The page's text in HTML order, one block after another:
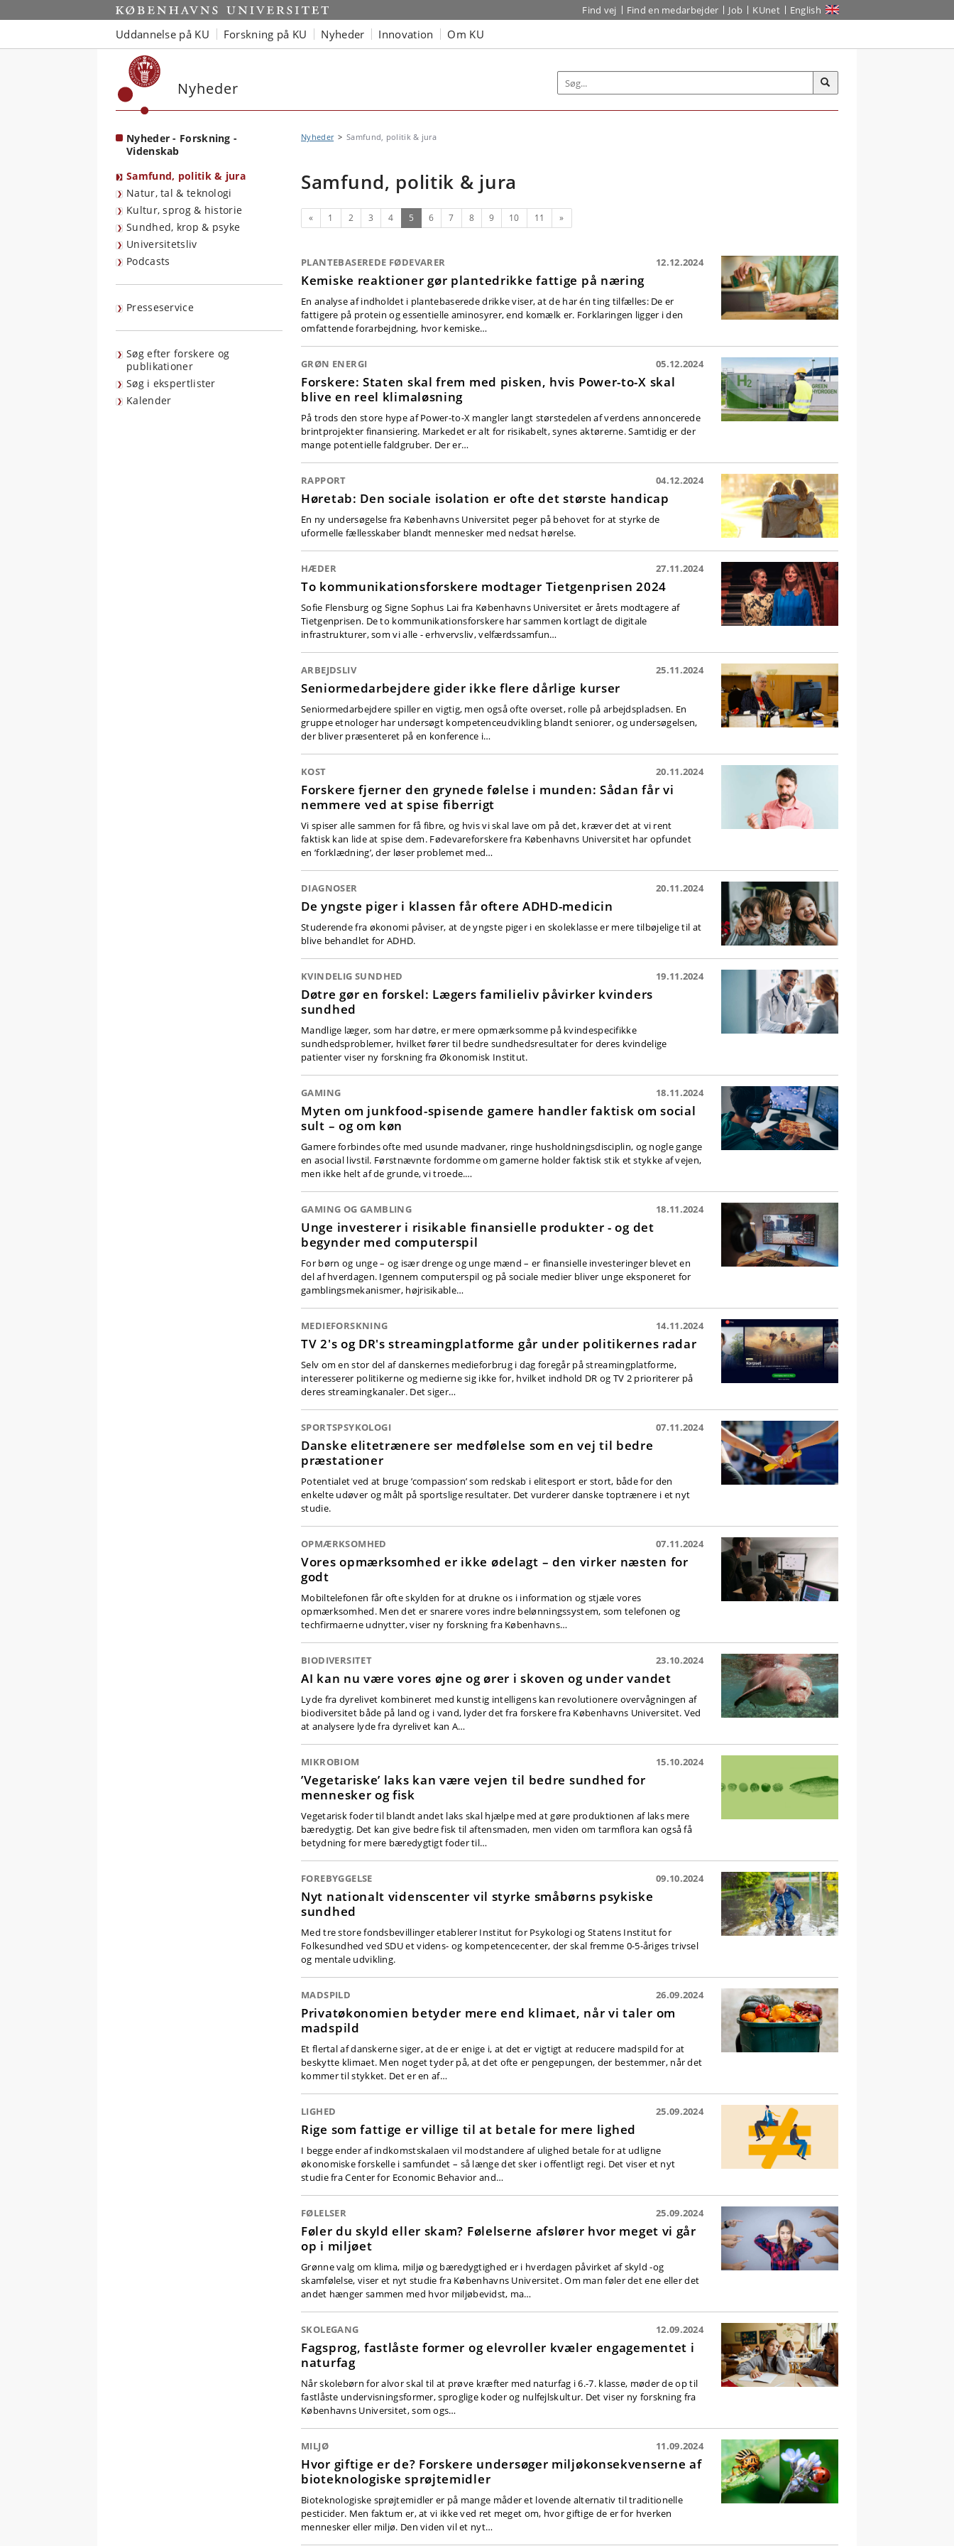
Start Find vej Find en medarbejder Job KUnet English
Uddannelse på KU Forskning på KU Nyheder Innovation Om KU
Nyheder
Nyheder - Forskning -
Videnskab
Samfund, politik & jura
Natur, tal & teknologi
Kultur, sprog & historie
Sundhed, krop & psyke
Universitetsliv
Podcasts
Presseservice
Søg efter forskere og
publikationer
Søg i ekspertlister
Kalender
Nyheder Samfund, politik & jura
Samfund, politik & jura
Forrige
« 1 2 3 4 5(nuværende)
6 7 8 9 10 11 Næste
»
PLANTEBASEREDE FØDEVARER 12.12.2024
Kemiske reaktioner gør plantedrikke fattige på næring
En analyse af indholdet i plantebaserede drikke viser, at de har én ting tilfælles: De er
fattigere på protein og essentielle aminosyrer, end komælk er. Forklaringen ligger i den
omfattende forarbejdning, hvor kemiske…
GRØN ENERGI 05.12.2024
Forskere: Staten skal frem med pisken, hvis Power-to-X skal
blive en reel klimaløsning
På trods den store hype af Power-to-X mangler langt størstedelen af verdens annoncerede
brintprojekter finansiering. Markedet er alt for risikabelt, synes aktørerne. Samtidig er der
mange potentielle faldgruber. Der er…
RAPPORT 04.12.2024
Høretab: Den sociale isolation er ofte det største handicap
En ny undersøgelse fra Københavns Universitet peger på behovet for at styrke de
uformelle fællesskaber blandt mennesker med nedsat hørelse.
HÆDER 27.11.2024
To kommunikationsforskere modtager Tietgenprisen 2024
Sofie Flensburg og Signe Sophus Lai fra Københavns Universitet er årets modtagere af
Tietgenprisen. De to kommunikationsforskere har sammen kortlagt de digitale
infrastrukturer, som vi alle - erhvervsliv, velfærdssamfun…
ARBEJDSLIV 25.11.2024
Seniormedarbejdere gider ikke flere dårlige kurser
Seniormedarbejdere spiller en vigtig, men også ofte overset, rolle på arbejdspladsen. En
gruppe etnologer har undersøgt kompetenceudvikling blandt seniorer, og undersøgelsen,
der bliver præsenteret på en konference i…
KOST 20.11.2024
Forskere fjerner den grynede følelse i munden: Sådan får vi
nemmere ved at spise fiberrigt
Vi spiser alle sammen for få fibre, og hvis vi skal lave om på det, kræver det at vi rent
faktisk kan lide at spise dem. Fødevareforskere fra Københavns Universitet har opfundet
en ’forklædning’, der løser problemet med…
DIAGNOSER 20.11.2024
De yngste piger i klassen får oftere ADHD-medicin
Studerende fra økonomi påviser, at de yngste piger i en skoleklasse er mere tilbøjelige til at
blive behandlet for ADHD.
KVINDELIG SUNDHED 19.11.2024
Døtre gør en forskel: Lægers familieliv påvirker kvinders
sundhed
Mandlige læger, som har døtre, er mere opmærksomme på kvindespecifikke
sundhedsproblemer, hvilket fører til bedre sundhedsresultater for deres kvindelige
patienter viser ny forskning fra Økonomisk Institut.
GAMING 18.11.2024
Myten om junkfood-spisende gamere handler faktisk om social
sult – og om køn
Gamere forbindes ofte med usunde madvaner, ringe husholdningsdisciplin, og nogle gange
en asocial livstil. Førstnævnte fordomme om gamerne holder faktisk stik et stykke af vejen,
men ikke helt af de grunde, vi troede.…
GAMING OG GAMBLING 18.11.2024
Unge investerer i risikable finansielle produkter - og det
begynder med computerspil
For børn og unge – og især drenge og unge mænd – er finansielle investeringer blevet en
del af hverdagen. Igennem computerspil og på sociale medier bliver unge eksponeret for
gamblingsmekanismer, højrisikable…
MEDIEFORSKNING 14.11.2024
TV 2's og DR's streamingplatforme går under politikernes radar
Selv om en stor del af danskernes medieforbrug i dag foregår på streamingplatforme,
interesserer politikerne og medierne sig ikke for, hvilket indhold DR og TV 2 prioriterer på
deres streamingkanaler. Det siger…
SPORTSPSYKOLOGI 07.11.2024
Danske elitetrænere ser medfølelse som en vej til bedre
præstationer
Potentialet ved at bruge ’compassion’ som redskab i elitesport er stort, både for den
enkelte udøver og målt på sportslige resultater. Det vurderer danske toptrænere i et nyt
studie.
OPMÆRKSOMHED 07.11.2024
Vores opmærksomhed er ikke ødelagt – den virker næsten for
godt
Mobiltelefonen får ofte skylden for at drukne os i information og stjæle vores
opmærksomhed. Men det er snarere vores indre belønningssystem, som telefonen og
techfirmaerne udnytter, viser ny forskning fra Københavns…
BIODIVERSITET 23.10.2024
AI kan nu være vores øjne og ører i skoven og under vandet
Lyde fra dyrelivet kombineret med kunstig intelligens kan revolutionere overvågningen af
biodiversitet både på land og i vand, lyder det fra forskere fra Københavns Universitet. Ved
at analysere lyde fra dyrelivet kan A…
MIKROBIOM 15.10.2024
’Vegetariske’ laks kan være vejen til bedre sundhed for
mennesker og fisk
Vegetarisk foder til blandt andet laks skal hjælpe med at gøre produktionen af laks mere
bæredygtig. Det kan give bedre fisk til aftensmaden, men viden om tarmflora kan også få
betydning for mere bæredygtigt foder til…
FOREBYGGELSE 09.10.2024
Nyt nationalt videnscenter vil styrke småbørns psykiske
sundhed
Med tre store fondsbevillinger etablerer Institut for Psykologi og Statens Institut for
Folkesundhed ved SDU et videns- og kompetencecenter, der skal fremme 0-5-åriges trivsel
og mentale udvikling.
MADSPILD 26.09.2024
Privatøkonomien betyder mere end klimaet, når vi taler om
madspild
Et flertal af danskerne siger, at de er enige i, at det er vigtigt at reducere madspild for at
beskytte klimaet. Men noget tyder på, at det ofte er pengepungen, der bestemmer, når det
kommer til stykket. Det er en af…
LIGHED 25.09.2024
Rige som fattige er villige til at betale for mere lighed
I begge ender af indkomstskalaen vil modstandere af ulighed betale for at udligne
økonomiske forskelle i samfundet – så længe det sker i offentligt regi. Det viser et nyt
studie fra Center for Economic Behavior and…
FØLELSER 25.09.2024
Føler du skyld eller skam? Følelserne afslører hvor meget vi går
op i miljøet
Grønne valg om klima, miljø og bæredygtighed er i hverdagen påvirket af skyld -og
skamfølelse, viser et nyt studie fra Københavns Universitet. Om man føler det ene eller det
andet hænger sammen med hvor miljøbevidst, ma…
SKOLEGANG 12.09.2024
Fagsprog, fastlåste former og elevroller kvæler engagementet i
naturfag
Når skolebørn for alvor skal til at prøve kræfter med naturfag i 6.-7. klasse, møder de op til
fastlåste undervisningsformer, sproglige koder og nulfejlskultur. Det viser ny forskning fra
Københavns Universitet, som ogs…
MILJØ 11.09.2024
Hvor giftige er de? Forskere undersøger miljøkonsekvenserne af
bioteknologiske sprøjtemidler
Bioteknologiske sprøjtemidler er på mange måder et lovende alternativ til traditionelle
pesticider. Men faktum er, at vi ikke ved ret meget om, hvor giftige de er for hverken
mennesker eller miljø. Den viden vil et nyt…